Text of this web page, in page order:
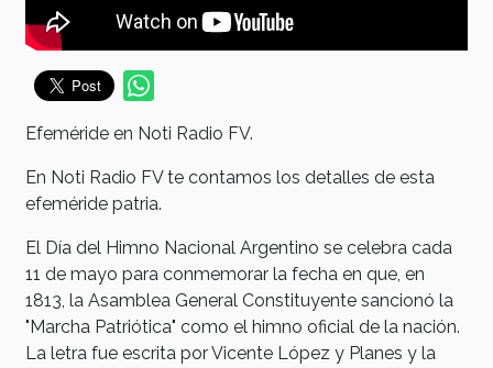
Efeméride en Noti Radio FV.
En Noti Radio FV te contamos los detalles de esta
efeméride patria.
El Día del Himno Nacional Argentino se celebra cada
11 de mayo para conmemorar la fecha en que, en
1813, la Asamblea General Constituyente sancionó la
"Marcha Patriótica" como el himno oficial de la nación.
La letra fue escrita por Vicente López y Planes y la